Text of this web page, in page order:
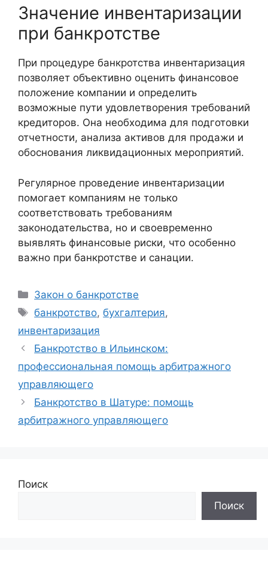
Значение инвентаризации
при банкротстве
При процедуре банкротства инвентаризация
позволяет объективно оценить финансовое
положение компании и определить
возможные пути удовлетворения требований
кредиторов. Она необходима для подготовки
отчетности, анализа активов для продажи и
обоснования ликвидационных мероприятий.
Регулярное проведение инвентаризации
помогает компаниям не только
соответствовать требованиям
законодательства, но и своевременно
выявлять финансовые риски, что особенно
важно при банкротстве и санации.
Рубрики
Закон о банкротстве
Метки
банкротство,бухгалтерия,
инвентаризация
Банкротство в Ильинском:
профессиональная помощь арбитражного
управляющего
Банкротство в Шатуре: помощь
арбитражного управляющего
Поиск
Поиск